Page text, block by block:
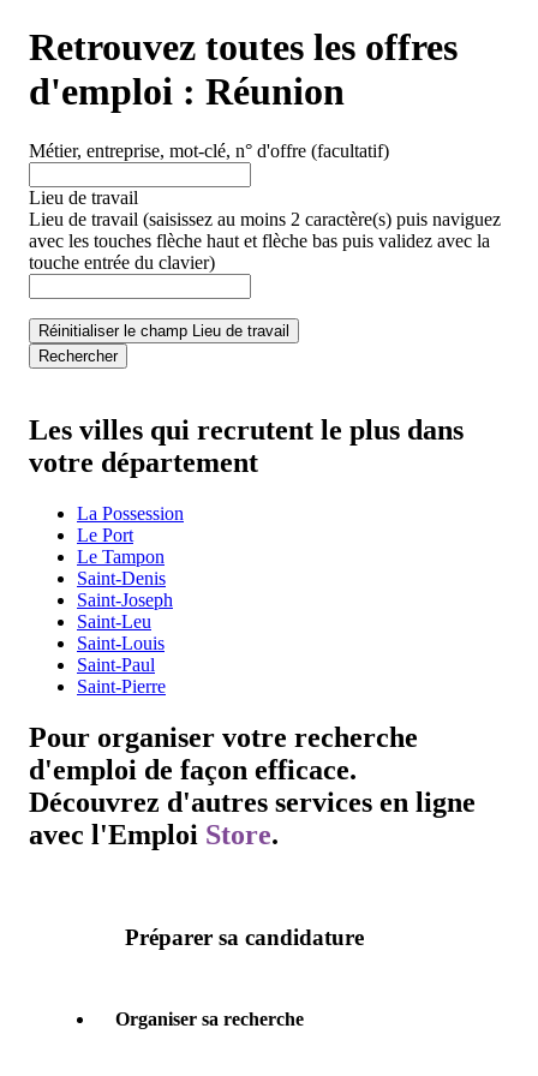
Retrouvez toutes les offres
d'emploi : Réunion
Métier, entreprise, mot-clé, n° d'offre (facultatif)
Lieu de travail
Lieu de travail (saisissez au moins 2 caractère(s) puis naviguez
avec les touches flèche haut et flèche bas puis validez avec la
touche entrée du clavier)
Réinitialiser le champ Lieu de travail
Rechercher
Les villes qui recrutent le plus dans
votre département
La Possession
Le Port
Le Tampon
Saint-Denis
Saint-Joseph
Saint-Leu
Saint-Louis
Saint-Paul
Saint-Pierre
Pour organiser votre recherche
d'emploi de façon efficace.
Découvrez d'autres services en ligne
avec l'Emploi Store.
Préparer sa candidature
Organiser sa recherche